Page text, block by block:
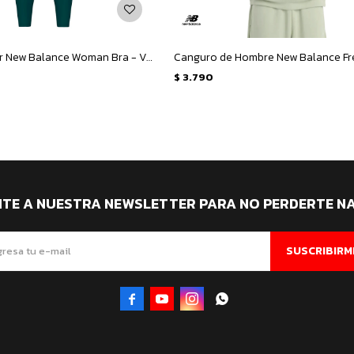
Calza de Mujer New Balance Woman Bra - Verde
$ 3.790
A NUESTRA NEWSLETTER PARA NO PERDERTE
   